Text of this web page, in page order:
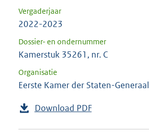
Vergaderjaar
2022-2023
Dossier- en ondernummer
Kamerstuk 35261, nr. C
Organisatie
Eerste Kamer der Staten-Generaal
Download PDF